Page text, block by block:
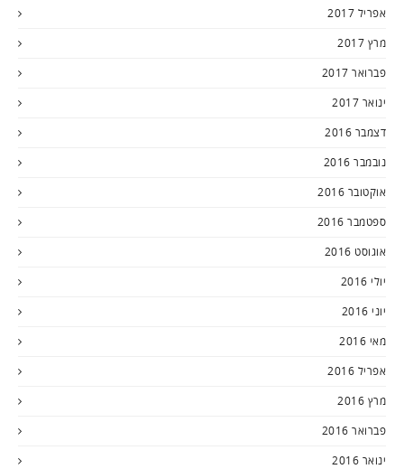
אפריל 2017
מרץ 2017
פברואר 2017
ינואר 2017
דצמבר 2016
נובמבר 2016
אוקטובר 2016
ספטמבר 2016
אוגוסט 2016
יולי 2016
יוני 2016
מאי 2016
אפריל 2016
מרץ 2016
פברואר 2016
ינואר 2016